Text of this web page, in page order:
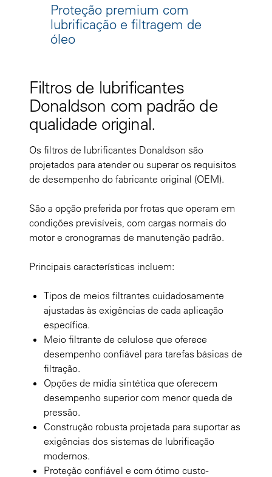
Proteção premium com
lubrificação e filtragem de
óleo
Filtros de lubrificantes
Donaldson com padrão de
qualidade original.
Os filtros de lubrificantes Donaldson são
projetados para atender ou superar os requisitos
de desempenho do fabricante original (OEM).
São a opção preferida por frotas que operam em
condições previsíveis, com cargas normais do
motor e cronogramas de manutenção padrão.
Principais características incluem:
Tipos de meios filtrantes cuidadosamente
ajustadas às exigências de cada aplicação
específica.
Meio filtrante de celulose que oferece
desempenho confiável para tarefas básicas de
filtração.
Opções de mídia sintética que oferecem
desempenho superior com menor queda de
pressão.
Construção robusta projetada para suportar as
exigências dos sistemas de lubrificação
modernos.
Proteção confiável e com ótimo custo-